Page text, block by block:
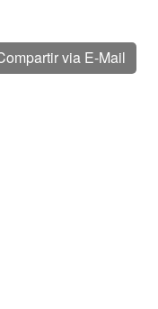
via E-Mail